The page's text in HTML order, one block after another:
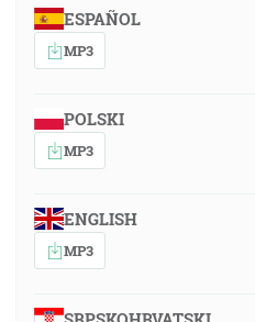
ESPAÑOL
MP3
POLSKI
MP3
ENGLISH
MP3